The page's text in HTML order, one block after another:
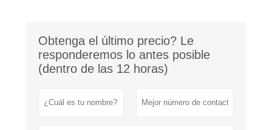
Obtenga el último precio? Le
responderemos lo antes posible
(dentro de las 12 horas)